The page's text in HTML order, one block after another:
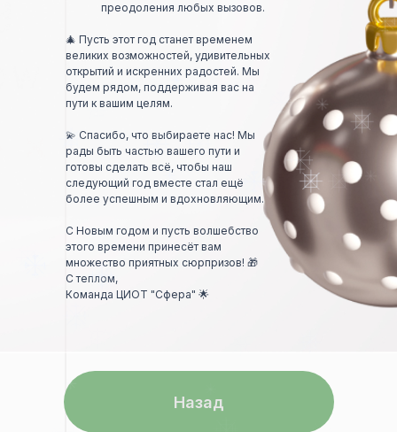
преодоления любых вызовов.
🎄 Пусть этот год станет временем
великих возможностей, удивительных
открытий и искренних радостей. Мы
будем рядом, поддерживая вас на
пути к вашим целям.
💫 Спасибо, что выбираете нас! Мы
рады быть частью вашего пути и
готовы сделать всё, чтобы наш
следующий год вместе стал ещё
более успешным и вдохновляющим.
С Новым годом и пусть волшебство
этого времени принесёт вам
множество приятных сюрпризов! 🎁
С теплом,
Команда ЦИОТ "Сфера" 🌟
Назад